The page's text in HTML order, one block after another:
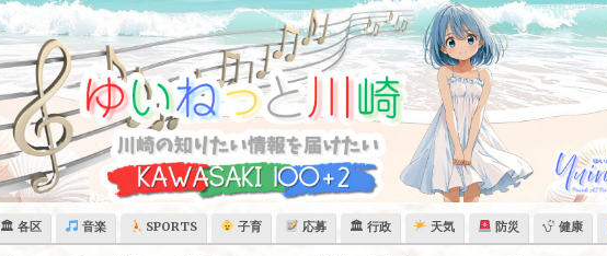
🏛 各区 音楽 SPORTS 子育 応募 🏛 行政 天気 防災 健康